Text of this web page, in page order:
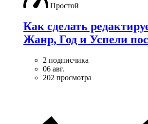
Простой
Как сделать
Жанр, Год и Успели
2 подписчика
06 авг.
202 просмотра